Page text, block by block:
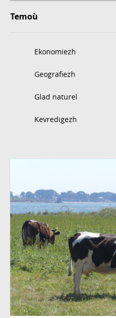
Temoù
Ekonomiezh
Geografiezh
Glad naturel
Kevredigezh